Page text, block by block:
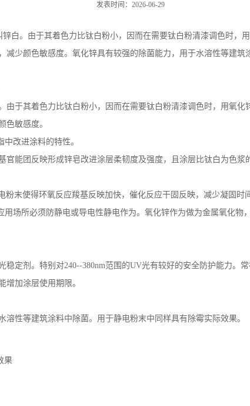
发表时间：2026-06-29
。由于其着色力比钛白粉小，因而在需要钛白粉清漆调色时，
减少颜色敏感度。氧化锌具有较强的除菌能力，用于水溶性等建筑
由于其着色力比钛白粉小，因而在需要钛白粉清漆调色时，用氧化
色敏感度。
改进涂料的特性。
官能团反映形成锌皂改进涂层柔韧度及强度，且涂层比钛白为色浆
粉末使得环氧反应羧基反映加快，催化反应干固反映，减少凝固时
用场所必须防静电或导电性静电作为。氧化锌作为做为金属氧化物
稳定剂。特别对240--380nm范围的UV光有较好的安全防护能力。
增加涂层使用期限。
溶性等建筑涂料中除菌。用于静电粉末中同样具有除霉实际效果。
果